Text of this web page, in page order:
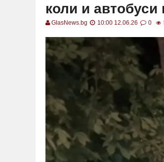
коли и
GlasNews.bg 10:00 12.06.26 0